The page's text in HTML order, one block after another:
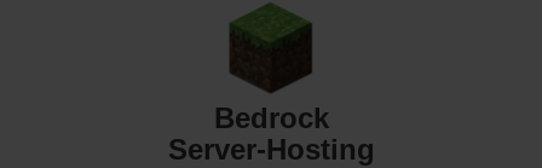
Bedrock
Server-Hosting